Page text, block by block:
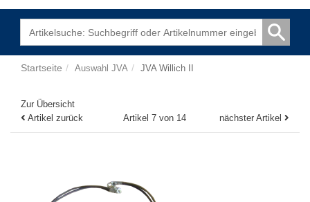
Startseite Auswahl JVA JVA Willich II
Zur Übersicht
Artikel zurück
Artikel 7 von 14 nächster Artikel